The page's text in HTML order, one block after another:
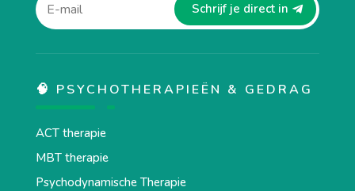
Schrijf je direct in
🧠 PSYCHOTHERAPIEËN & GEDRAG
ACT therapie
MBT therapie
Psychodynamische Therapie